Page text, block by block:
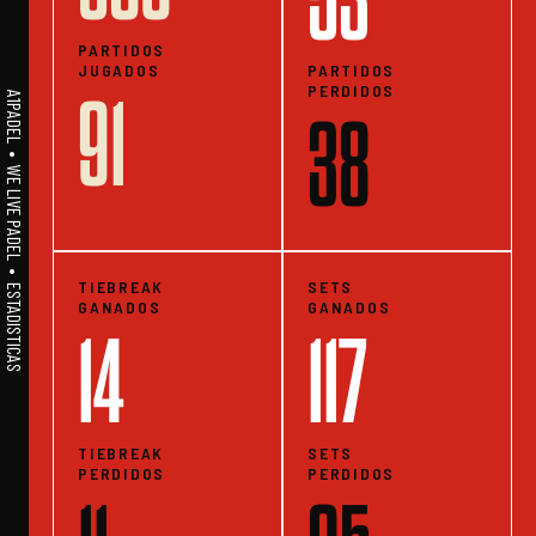
A1PADEL • WE LIVE PADEL • ESTADISTICAS
PARTIDOS
JUGADOS
91
PARTIDOS
PERDIDOS
38
TIEBREAK
GANADOS
14
TIEBREAK
PERDIDOS
SETS
GANADOS
117
SETS
PERDIDOS